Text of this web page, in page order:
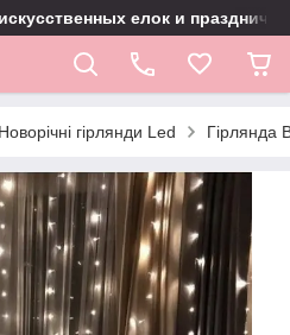
елок и
Новорічні гірлянди Led Гірлянда